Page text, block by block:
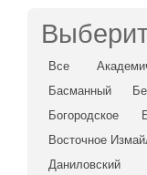
Все
Басманный
Богородское
Восточное
Даниловский